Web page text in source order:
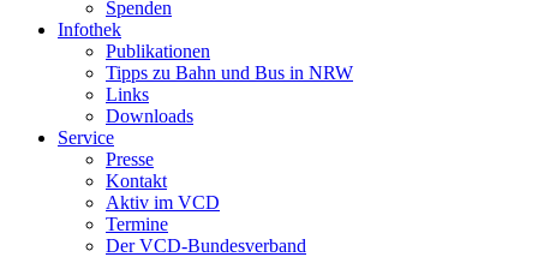
Spenden
Infothek
Publikationen
Tipps zu Bahn und Bus in NRW
Links
Downloads
Service
Presse
Kontakt
Aktiv im VCD
Termine
Der VCD-Bundesverband